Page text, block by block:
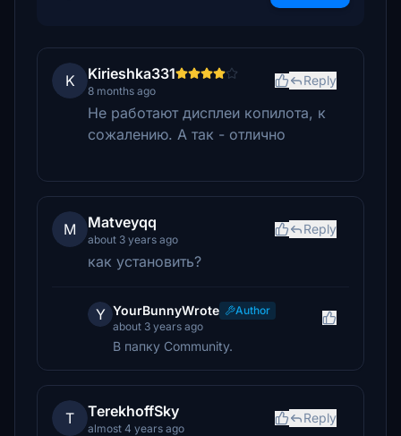
K Kirieshka331
8 months ago
Reply
Не работают дисплеи копилота, к
сожалению. А так - отлично
M Matveyqq
about 3 years ago
Reply
как установить?
Y YourBunnyWrote
Author
about 3 years ago
В папку Community.
T TerekhoffSky
almost 4 years ago
Reply